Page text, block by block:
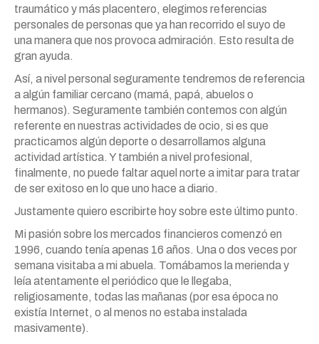
traumático y más placentero, elegimos referencias
personales de personas que ya han recorrido el suyo de
una manera que nos provoca admiración. Esto resulta de
gran ayuda.
Así, a nivel personal seguramente tendremos de referencia
a algún familiar cercano (mamá, papá, abuelos o
hermanos). Seguramente también contemos con algún
referente en nuestras actividades de ocio, si es que
practicamos algún deporte o desarrollamos alguna
actividad artística. Y también a nivel profesional,
finalmente, no puede faltar aquel norte a imitar para tratar
de ser exitoso en lo que uno hace a diario.
Justamente quiero escribirte hoy sobre este último punto.
Mi pasión sobre los mercados financieros comenzó en
1996, cuando tenía apenas 16 años. Una o dos veces por
semana visitaba a mi abuela. Tomábamos la merienda y
leía atentamente el periódico que le llegaba,
religiosamente, todas las mañanas (por esa época no
existía Internet, o al menos no estaba instalada
masivamente).